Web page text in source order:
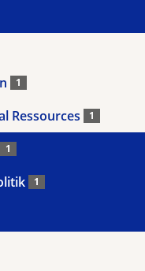
1
Ressources 1
1
1